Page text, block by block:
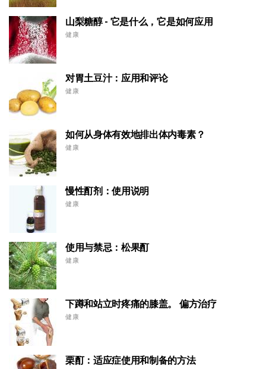
山梨糖醇 - 它是什么，它是如何应用
健康
对胃土豆汁：应用和评论
健康
如何从身体有效地排出体内毒素？
健康
慢性酊剂：使用说明
健康
使用与禁忌：松果酊
健康
下蹲和站立时疼痛的膝盖。 偏方治疗
健康
栗酊：适应症使用和制备的方法